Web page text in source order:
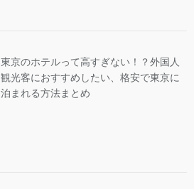
東京のホテルって高すぎない！？外国人
観光客におすすめしたい、格安で東京に
泊まれる方法まとめ